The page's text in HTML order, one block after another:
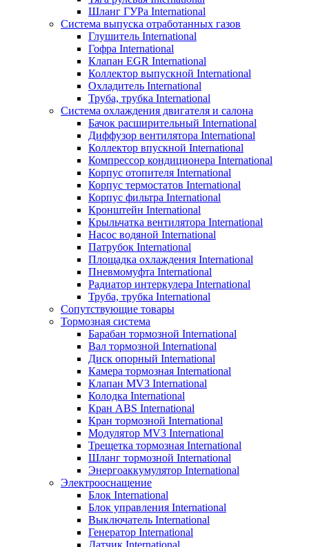
Шланг ГУРа International
Система выпуска отработанных газов
Глушитель International
Гофра International
Клапан EGR International
Коллектор выпускной International
Охладитель International
Труба, трубка International
Система охлаждения двигателя и салона
Бачок расширительный International
Диффузор вентилятора International
Коллектор впускной International
Компрессор кондиционера International
Корпус отопителя International
Корпус термостатов International
Корпус фильтра International
Кронштейн International
Крыльчатка вентилятора International
Насос водяной International
Патрубок International
Площадка охлаждения International
Пневмомуфта International
Радиатор интеркулера International
Труба, трубка International
Сопутствующие товары
Тормозная система
Барабан тормозной International
Вал тормозной International
Диск опорный International
Камера тормозная International
Клапан MV3 International
Колодка International
Кран ABS International
Кран тормозной International
Модулятор MV3 International
Трещетка тормозная International
Шланг тормозной International
Энергоаккумулятор International
Электрооснащение
Блок International
Блок управления International
Выключатель International
Генератор International
Датчик International